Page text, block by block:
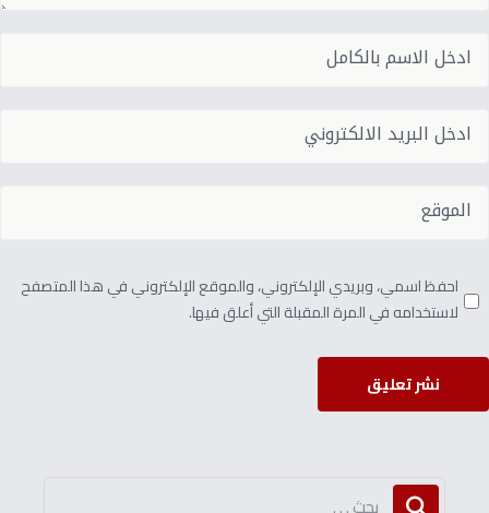
احفظ اسمي، وبريدي الإلكتروني، والموقع الإلكتروني في هذا المتصفح
لاستخدامه في المرة المقبلة التي أعلق فيها.
نشر تعليق